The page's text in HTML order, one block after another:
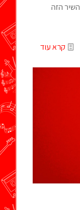
הזה
קרא עוד